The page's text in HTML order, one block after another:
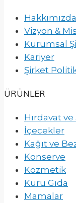
Hakkımızda
Vizyon &
Kurumsal
Kariyer
Şirket
ÜRÜNLER
Hırdavat ve
İçecekler
Kağıt ve
Konserve
Kozmetik
Kuru Gıda
Mamalar